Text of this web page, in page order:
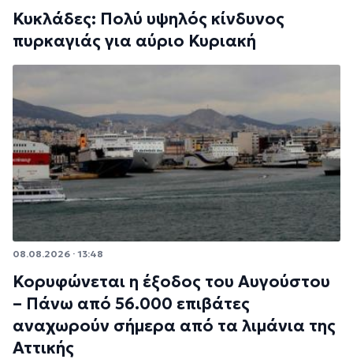
Κυκλάδες: Πολύ υψηλός κίνδυνος
πυρκαγιάς για αύριο Κυριακή
08.08.2026 · 13:48
Κορυφώνεται η έξοδος του Αυγούστου
– Πάνω από 56.000 επιβάτες
αναχωρούν σήμερα από τα λιμάνια της
Αττικής